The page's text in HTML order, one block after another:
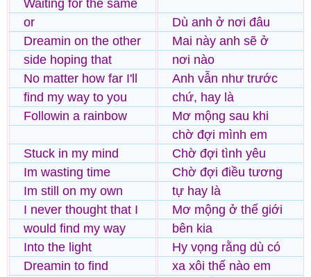
Waiting for the same
or
Dreamin on the other
side hoping that
No matter how far I'll
find my way to you
Followin a rainbow
Stuck in my mind
Im wasting time
Im still on my own
I never thought that I
would find my way
Into the light
Dreamin to find
Dù anh ở nơi đâu
Mai này anh sẽ ở
nơi nào
Anh vẫn như trước
chứ, hay là
Mơ mộng sau khi
chờ đợi mình em
Chờ đợi tình yêu
Chờ đợi điều tương
tự hay là
Mơ mộng ở thế giới
bên kia
Hy vọng rằng dù có
xa xôi thế nào em